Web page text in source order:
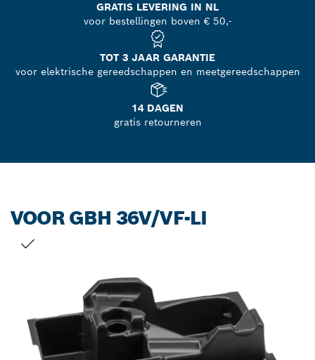
GRATIS LEVERING IN NL
voor bestellingen boven € 50,-
TOT 3 JAAR GARANTIE
voor elektrische gereedschappen en meetgereedschappen
14 DAGEN
gratis retourneren
VOOR GBH 36V/VF-LI